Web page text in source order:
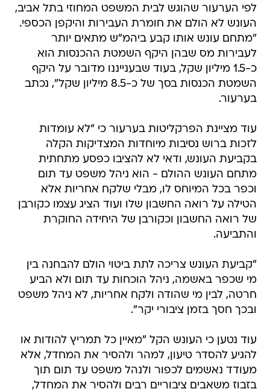
לפי הערעור שהוגש לבית המשפט המחוזי בתל אביב,
העונש לא הולם את חומרת העבירות והיקפן הכספי.
"מתחם עונש אותו קבע ביהמ"ש מתאים יותר
לעבירות מס שבהן היקף השמטת ההכנסות הוא
כ-1.5 מיליון שקל, בעוד שבענייננו מדובר על היקף
השמטת הכנסות בסך של כ-8.5 מיליון שקל", נכתב
בערעור.
עוד מציינת הפרקליטות בערעור כי "לא עומדות
לזכות ברוש נסיבות מיוחדות המצדיקות הקלה
בקביעת העונש, ודאי לא להציבו כפסע מתחתית
מתחם העונש ההולם - הוא ניהל משפט עד תום
וכפר בכל המיוחס לו, מבלי שלקח אחריות אלא
הטילה על רואה החשבון שלו ועוד הציג עצמו כקורבן
של רואה החשבון וכקורבן של היחידה החוקרת
והתביעה.
"קביעת העונש צריכה לתת ביטוי הולם להבחנה בין
מי שכפר באשמה, ניהל הוכחות עד תום ולא הביע
חרטה, לבין מי שהודה ולקח אחריות, לא ניהל משפט
ובכך חסך בזמן ציבורי יקר".
עוד נטען כי העונש הקל "מאיין כל תמריץ להודות או
להגיע להסדר טיעון, למהר ולהסיר את המחדל, אלא
מעודד נאשמים לכפור ולנהל משפט עד תום תוך
בזבוז משאבים ציבוריים רבים ולהסיר את המחדל,